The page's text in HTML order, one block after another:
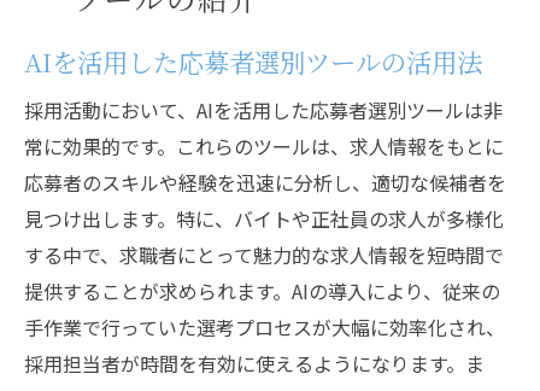
AIを活用した応募者選別ツールの活用法
採用活動において、AIを活用した応募者選別ツールは非
常に効果的です。これらのツールは、求人情報をもとに
応募者のスキルや経験を迅速に分析し、適切な候補者を
見つけ出します。特に、バイトや正社員の求人が多様化
する中で、求職者にとって魅力的な求人情報を短時間で
提供することが求められます。AIの導入により、従来の
手作業で行っていた選考プロセスが大幅に効率化され、
採用担当者が時間を有効に使えるようになります。ま